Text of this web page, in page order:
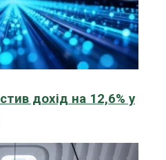
дохід на 12,6% у